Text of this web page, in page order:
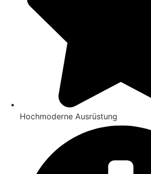
Hochmoderne Ausrüstung